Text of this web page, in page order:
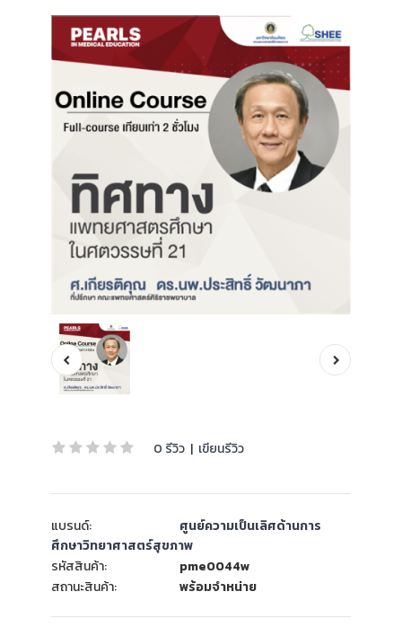
0 รีวิว | เขียนรีวิว
แบรนด์:
ศูนย์ความเป็นเลิศด้านการ
ศึกษาวิทยาศาสตร์สุขภาพ
รหัสสินค้า:
pme0044w
สถานะสินค้า:
พร้อมจำหน่าย